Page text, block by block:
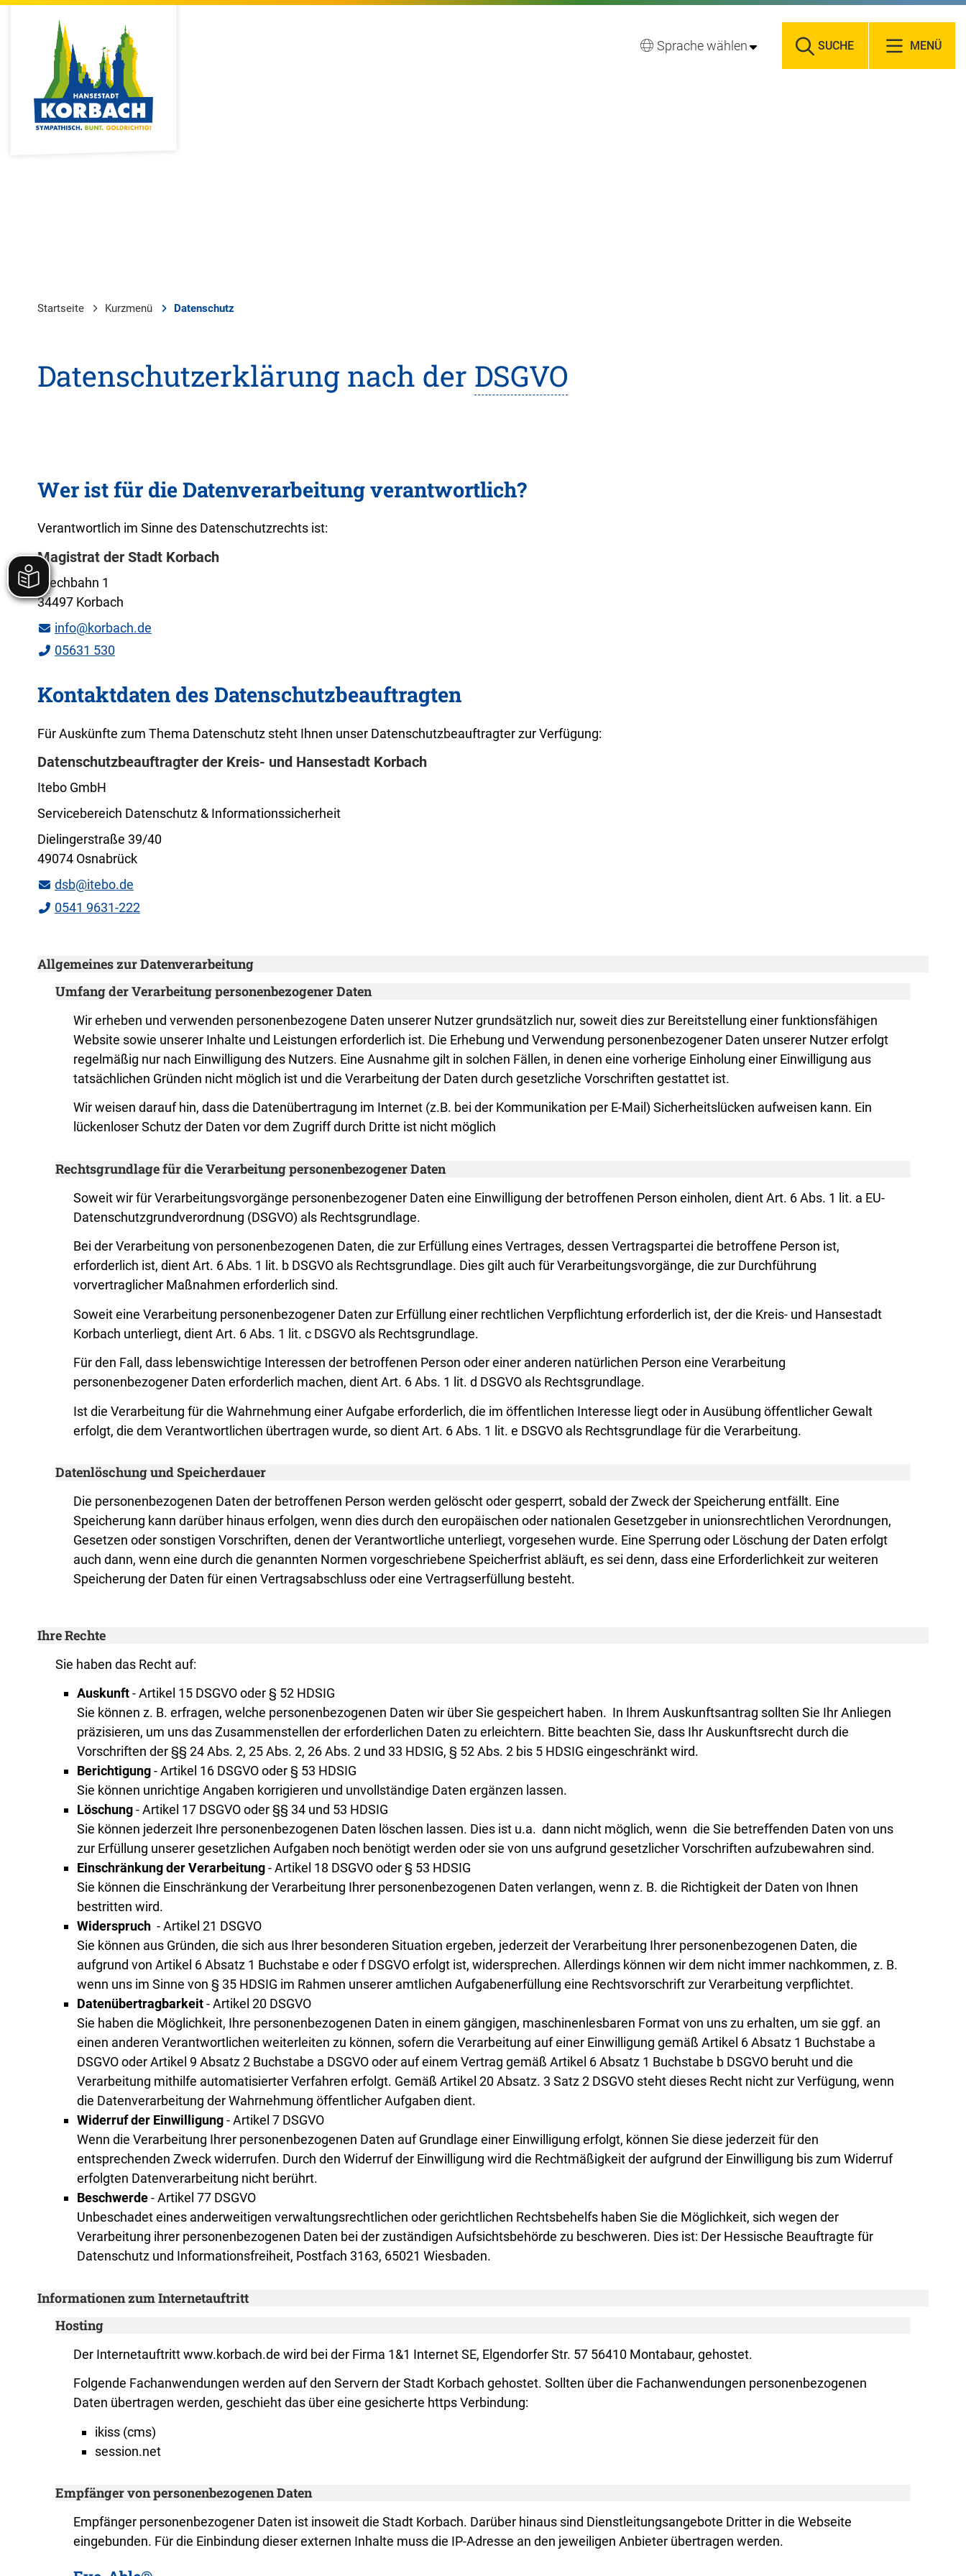
Sprache wählen SUCHE MENÜ
Startseite Kurzmenü Datenschutz
Datenschutzerklärung nach der DSGVO
Wer ist für die Datenverarbeitung verantwortlich?
Verantwortlich im Sinne des Datenschutzrechts ist:
Magistrat der Stadt Korbach
Stechbahn 1
34497 Korbach
info@korbach.de
05631 530
Kontaktdaten des Datenschutzbeauftragten
Für Auskünfte zum Thema Datenschutz steht Ihnen unser Datenschutzbeauftragter zur Verfügung:
Datenschutzbeauftragter der Kreis- und Hansestadt Korbach
Itebo GmbH
Servicebereich Datenschutz & Informationssicherheit
Dielingerstraße 39/40
49074 Osnabrück
dsb@itebo.de
0541 9631-222
Allgemeines zur Datenverarbeitung
Umfang der Verarbeitung personenbezogener Daten
Wir erheben und verwenden personenbezogene Daten unserer Nutzer grundsätzlich nur, soweit dies zur Bereitstellung einer funktionsfähigen
Website sowie unserer Inhalte und Leistungen erforderlich ist. Die Erhebung und Verwendung personenbezogener Daten unserer Nutzer erfolgt
regelmäßig nur nach Einwilligung des Nutzers. Eine Ausnahme gilt in solchen Fällen, in denen eine vorherige Einholung einer Einwilligung aus
tatsächlichen Gründen nicht möglich ist und die Verarbeitung der Daten durch gesetzliche Vorschriften gestattet ist.
Wir weisen darauf hin, dass die Datenübertragung im Internet (z.B. bei der Kommunikation per E-Mail) Sicherheitslücken aufweisen kann. Ein
lückenloser Schutz der Daten vor dem Zugriff durch Dritte ist nicht möglich
Rechtsgrundlage für die Verarbeitung personenbezogener Daten
Soweit wir für Verarbeitungsvorgänge personenbezogener Daten eine Einwilligung der betroffenen Person einholen, dient Art. 6 Abs. 1 lit. a EU-
Datenschutzgrundverordnung (DSGVO) als Rechtsgrundlage.
Bei der Verarbeitung von personenbezogenen Daten, die zur Erfüllung eines Vertrages, dessen Vertragspartei die betroffene Person ist,
erforderlich ist, dient Art. 6 Abs. 1 lit. b DSGVO als Rechtsgrundlage. Dies gilt auch für Verarbeitungsvorgänge, die zur Durchführung
vorvertraglicher Maßnahmen erforderlich sind.
Soweit eine Verarbeitung personenbezogener Daten zur Erfüllung einer rechtlichen Verpflichtung erforderlich ist, der die Kreis- und Hansestadt
Korbach unterliegt, dient Art. 6 Abs. 1 lit. c DSGVO als Rechtsgrundlage.
Für den Fall, dass lebenswichtige Interessen der betroffenen Person oder einer anderen natürlichen Person eine Verarbeitung
personenbezogener Daten erforderlich machen, dient Art. 6 Abs. 1 lit. d DSGVO als Rechtsgrundlage.
Ist die Verarbeitung für die Wahrnehmung einer Aufgabe erforderlich, die im öffentlichen Interesse liegt oder in Ausübung öffentlicher Gewalt
erfolgt, die dem Verantwortlichen übertragen wurde, so dient Art. 6 Abs. 1 lit. e DSGVO als Rechtsgrundlage für die Verarbeitung.
Datenlöschung und Speicherdauer
Die personenbezogenen Daten der betroffenen Person werden gelöscht oder gesperrt, sobald der Zweck der Speicherung entfällt. Eine
Speicherung kann darüber hinaus erfolgen, wenn dies durch den europäischen oder nationalen Gesetzgeber in unionsrechtlichen Verordnungen,
Gesetzen oder sonstigen Vorschriften, denen der Verantwortliche unterliegt, vorgesehen wurde. Eine Sperrung oder Löschung der Daten erfolgt
auch dann, wenn eine durch die genannten Normen vorgeschriebene Speicherfrist abläuft, es sei denn, dass eine Erforderlichkeit zur weiteren
Speicherung der Daten für einen Vertragsabschluss oder eine Vertragserfüllung besteht.
Ihre Rechte
Sie haben das Recht auf:
Auskunft- Artikel 15 DSGVO oder § 52 HDSIG
Sie können z. B. erfragen, welche personenbezogenen Daten wir über Sie gespeichert haben. In Ihrem Auskunftsantrag sollten Sie Ihr Anliegen
präzisieren, um uns das Zusammenstellen der erforderlichen Daten zu erleichtern. Bitte beachten Sie, dass Ihr Auskunftsrecht durch die
Vorschriften der §§ 24 Abs. 2, 25 Abs. 2, 26 Abs. 2 und 33 HDSIG, § 52 Abs. 2 bis 5 HDSIG eingeschränkt wird.
Berichtigung- Artikel 16 DSGVO oder § 53 HDSIG
Sie können unrichtige Angaben korrigieren und unvollständige Daten ergänzen lassen.
Löschung- Artikel 17 DSGVO oder §§ 34 und 53 HDSIG
Sie können jederzeit Ihre personenbezogenen Daten löschen lassen. Dies ist u.a. dann nicht möglich, wenn die Sie betreffenden Daten von uns
zur Erfüllung unserer gesetzlichen Aufgaben noch benötigt werden oder sie von uns aufgrund gesetzlicher Vorschriften aufzubewahren sind.
Einschränkung der Verarbeitung- Artikel 18 DSGVO oder § 53 HDSIG
Sie können die Einschränkung der Verarbeitung Ihrer personenbezogenen Daten verlangen, wenn z. B. die Richtigkeit der Daten von Ihnen
bestritten wird.
Widerspruch - Artikel 21 DSGVO
Sie können aus Gründen, die sich aus Ihrer besonderen Situation ergeben, jederzeit der Verarbeitung Ihrer personenbezogenen Daten, die
aufgrund von Artikel 6 Absatz 1 Buchstabe e oder f DSGVO erfolgt ist, widersprechen. Allerdings können wir dem nicht immer nachkommen, z. B.
wenn uns im Sinne von § 35 HDSIG im Rahmen unserer amtlichen Aufgabenerfüllung eine Rechtsvorschrift zur Verarbeitung verpflichtet.
Datenübertragbarkeit- Artikel 20 DSGVO
Sie haben die Möglichkeit, Ihre personenbezogenen Daten in einem gängigen, maschinenlesbaren Format von uns zu erhalten, um sie ggf. an
einen anderen Verantwortlichen weiterleiten zu können, sofern die Verarbeitung auf einer Einwilligung gemäß Artikel 6 Absatz 1 Buchstabe a
DSGVO oder Artikel 9 Absatz 2 Buchstabe a DSGVO oder auf einem Vertrag gemäß Artikel 6 Absatz 1 Buchstabe b DSGVO beruht und die
Verarbeitung mithilfe automatisierter Verfahren erfolgt. Gemäß Artikel 20 Absatz. 3 Satz 2 DSGVO steht dieses Recht nicht zur Verfügung, wenn
die Datenverarbeitung der Wahrnehmung öffentlicher Aufgaben dient.
Widerruf der Einwilligung- Artikel 7 DSGVO
Wenn die Verarbeitung Ihrer personenbezogenen Daten auf Grundlage einer Einwilligung erfolgt, können Sie diese jederzeit für den
entsprechenden Zweck widerrufen. Durch den Widerruf der Einwilligung wird die Rechtmäßigkeit der aufgrund der Einwilligung bis zum Widerruf
erfolgten Datenverarbeitung nicht berührt.
Beschwerde- Artikel 77 DSGVO
Unbeschadet eines anderweitigen verwaltungsrechtlichen oder gerichtlichen Rechtsbehelfs haben Sie die Möglichkeit, sich wegen der
Verarbeitung ihrer personenbezogenen Daten bei der zuständigen Aufsichtsbehörde zu beschweren. Dies ist: Der Hessische Beauftragte für
Datenschutz und Informationsfreiheit, Postfach 3163, 65021 Wiesbaden.
Informationen zum Internetauftritt
Hosting
Der Internetauftritt www.korbach.de wird bei der Firma 1&1 Internet SE, Elgendorfer Str. 57 56410 Montabaur, gehostet.
Folgende Fachanwendungen werden auf den Servern der Stadt Korbach gehostet. Sollten über die Fachanwendungen personenbezogenen
Daten übertragen werden, geschieht das über eine gesicherte https Verbindung:
ikiss (cms)
session.net
Empfänger von personenbezogenen Daten
Empfänger personenbezogener Daten ist insoweit die Stadt Korbach. Darüber hinaus sind Dienstleitungsangebote Dritter in die Webseite
eingebunden. Für die Einbindung dieser externen Inhalte muss die IP-Adresse an den jeweiligen Anbieter übertragen werden.